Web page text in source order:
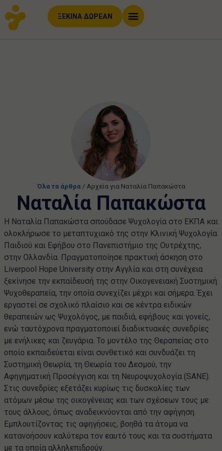
ΞΕΚΙΝΑ ΔΩΡΕΑΝ
Όλα τα άρθρα/ Αρχεία για Ναταλία Παπακώστα
Ναταλία Παπακώστα
Η Ναταλία Παπακώστα σπούδασε Ψυχολογία στο ΕΚΠΑ και
ολοκλήρωσε το μεταπτυχιακό της στην Κλινική Ψυχολογία
Παιδιού και Εφήβου στο Πανεπιστήμιο της Ουτρέχτης,
στην Ολλανδία. Πραγματοποίησε πρακτική άσκηση στο
Liverpool Hope University στην Αγγλία και στη συνέχεια
ξεκίνησε την εκπαίδευσή της στην Οικογενειακή Συστημική
Ψυχοθεραπεία, την οποία συνεχίζει μέχρι και σήμερα. Έχει
εργαστεί σε σχολικό πλαίσιο και σε κέντρα ειδικών
θεραπειών ως Ψυχολόγος, με παιδιά, εφήβους και γονείς,
ενώ ταυτόχρονα πραγματοποιεί διαδικτυακές συνεδρίες
με ενήλικες και ζευγάρια. Το μοντέλο της Θεραπείας στο
οποίο εκπαιδεύεται είναι συνθετικό και συνδυάζει τη
Συστημική Θεωρία, τη Θεωρία του Δεσμού, την
Αφηγηματική Προσέγγιση και τη Νευροψυχολογία (SANE).
Στις συνεδρίες εξετάζει κυρίως τις δυσκολίες των
ατόμων μέσω της οικογένειας και των σχέσεων τους με
τους άλλους, όπως αναδεικνύονται από την αφήγηση.
Εμπλουτίζοντας τις αφηγήσεις, βοηθά τα άτομα να
κατανοήσουν καλύτερα τον εαυτό τους και τα συστήματα
με τα οποία αλληλεπιδρούν.